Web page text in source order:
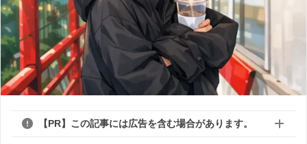
【PR】この記事には広告を含む場合があります。